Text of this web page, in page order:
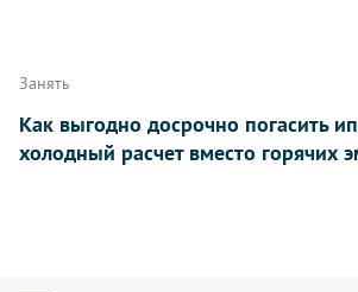
Занять
Как выгодно досрочно погасить
холодный расчет вместо горячих